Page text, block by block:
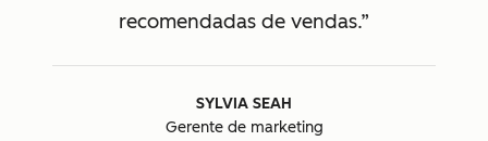
recomendadas de vendas.
SYLVIA SEAH
Gerente de marketing